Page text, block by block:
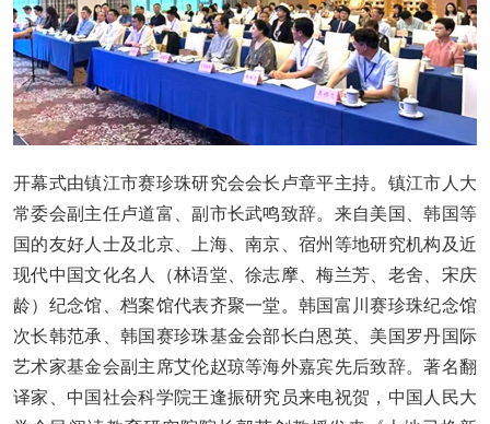
开幕式由镇江市赛珍珠研究会会长卢章平主持。镇江市人大
常委会副主任卢道富、副市长武鸣致辞。来自美国、韩国等
国的友好人士及北京、上海、南京、宿州等地研究机构及近
现代中国文化名人（林语堂、徐志摩、梅兰芳、老舍、宋庆
龄）纪念馆、档案馆代表齐聚一堂。韩国富川赛珍珠纪念馆
次长韩范承、韩国赛珍珠基金会部长白恩英、美国罗丹国际
艺术家基金会副主席艾伦赵琼等海外嘉宾先后致辞。著名翻
译家、中国社会科学院王逢振研究员来电祝贺，中国人民大